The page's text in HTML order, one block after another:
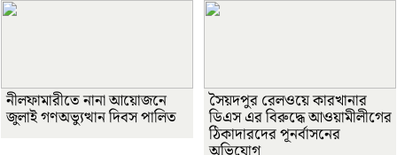
নীলফামারীতে নানা আয়োজনে
জুলাই গণঅভ্যুত্থান দিবস পালিত
সৈয়দপুর রেলওয়ে কারখানার
ডিএস এর বিরুদ্ধে আওয়ামীলীগের
ঠিকাদারদের পূনর্বাসনের